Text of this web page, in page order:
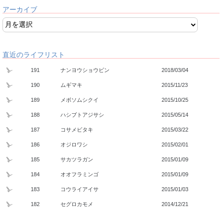
アーカイブ
直近のライフリスト
191 ナンヨウショウビン 2018/03/04
190 ムギマキ 2015/11/23
189 メボソムシクイ 2015/10/25
188 ハシブトアジサシ 2015/05/14
187 コサメビタキ 2015/03/22
186 オジロワシ 2015/02/01
185 サカツラガン 2015/01/09
184 オオフラミンゴ 2015/01/09
183 コウライアイサ 2015/01/03
182 セグロカモメ 2014/12/21